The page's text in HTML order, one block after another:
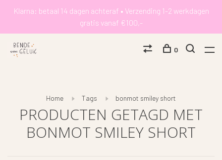
Klarna: betaal 14 dagen achteraf • Verzending 1-2 werkdagen
gratis vanaf €100,-
0
Home Tags bonmot smiley short
PRODUCTEN GETAGD MET
BONMOT SMILEY SHORT